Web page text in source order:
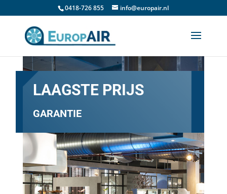
0418-726 855 info@europair.nl
LAAGSTE PRIJS
GARANTIE